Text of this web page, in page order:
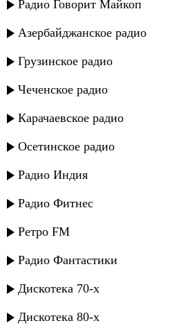
Радио Говорит Майкоп
Азербайджанское радио
Грузинское радио
Чеченское радио
Карачаевское радио
Осетинское радио
Радио Индия
Радио Фитнес
Ретро FM
Радио Фантастики
Дискотека 70-х
Дискотека 80-х